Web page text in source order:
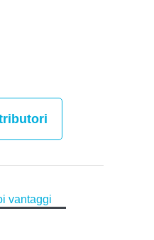
vantaggi